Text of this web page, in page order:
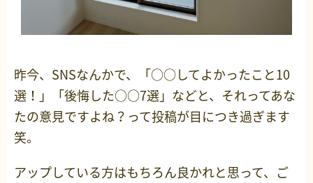
昨今、SNSなんかで、「○○してよかったこと10
選！」「後悔した○○7選」などと、それってあな
たの意見ですよね？って投稿が目につき過ぎます
笑。
アップしている方はもちろん良かれと思って、ご